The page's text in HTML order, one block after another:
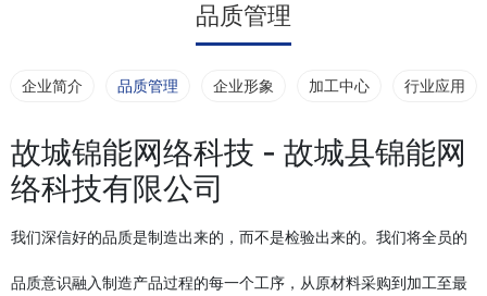
品质管理
企业简介 品质管理 企业形象 加工中心 行业应用
故城锦能网络科技 - 故城县锦能网
络科技有限公司
我们深信好的品质是制造出来的，而不是检验出来的。我们将全员的
品质意识融入制造产品过程的每一个工序，从原材料采购到加工至最